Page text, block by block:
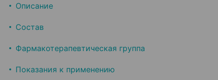
Описание
Состав
Фармакотерапевтическая группа
Показания к применению